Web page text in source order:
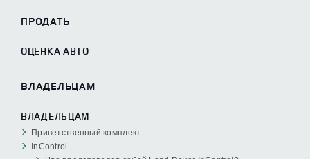
ПРОДАТЬ
ОЦЕНКА АВТО
ВЛАДЕЛЬЦАМ
ВЛАДЕЛЬЦАМ
Приветственный комплект
InControl